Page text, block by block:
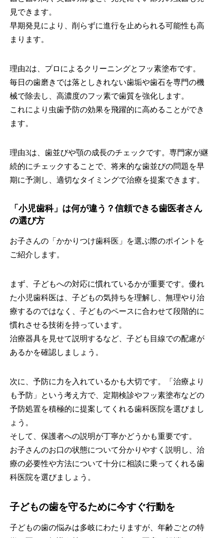
見できます。
早期発見により、削らずに進行を止められる可能性も高
まります。
理由2は、プロによるクリーニングとフッ素塗布です。
毎日の歯磨きでは落としきれない歯垢や歯石を専門の機
械で除去し、高濃度のフッ素で歯質を強化します。
これにより虫歯予防の効果を飛躍的に高めることができ
ます。
理由3は、歯並びや顎の成長のチェックです。専門家が継
続的にチェックすることで、将来的な歯並びの問題を早
期に予測し、適切なタイミングで治療を提案できます。
「小児歯科」は何が違う？信頼できる歯医者さん
の選び方
お子さんの「かかりつけ歯科医」を選ぶ際のポイントを
ご紹介します。
まず、子どもへの対応に慣れているかが重要です。優れ
た小児歯科医は、子どもの気持ちを理解し、無理やり治
療するのではなく、子どものペースに合わせて段階的に
慣れさせる技術を持っています。
治療器具を見せて説明するなど、子ども目線での配慮が
あるかを確認しましょう。
次に、予防に力を入れているかも大切です。「治療より
も予防」という考え方で、定期検診やフッ素塗布などの
予防処置を積極的に提案してくれる歯科医院を選びまし
ょう。
そして、保護者への説明が丁寧かどうかも重要です。
お子さんのお口の状態について分かりやすく説明し、治
療の必要性や方法について十分に相談に乗ってくれる歯
科医院を選びましょう。
子どもの歯を守るために今すぐ行動を
子どもの歯の悩みは多岐にわたりますが、年齢ごとの特